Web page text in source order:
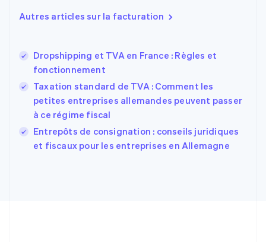
Autres articles sur la facturation
Dropshipping et TVA en France : Règles et
fonctionnement
Taxation standard de TVA : Comment les
petites entreprises allemandes peuvent passer
à ce régime fiscal
Entrepôts de consignation : conseils juridiques
et fiscaux pour les entreprises en Allemagne
Estonie
English
États-Unis
EnglishEspañol简体中文
Finlande
English Svenska
France
FrançaisEnglish
Gibraltar